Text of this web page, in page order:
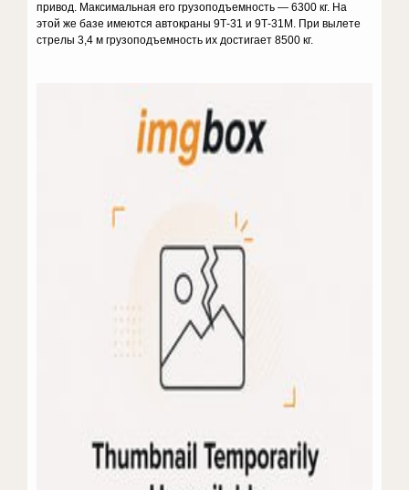
привод. Максимальная его грузоподъемность — 6300 кг. На
этой же базе имеются автокраны 9Т-31 и 9Т-31М. При вылете
стрелы 3,4 м грузоподъемность их достигает 8500 кг.